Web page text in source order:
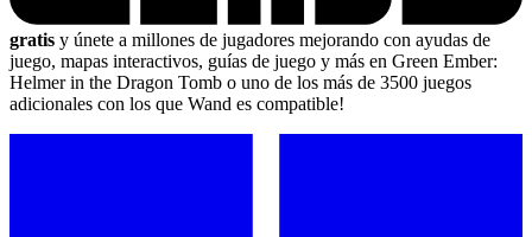
gratis y únete a millones de jugadores mejorando con ayudas de
juego, mapas interactivos, guías de juego y más en Green Ember:
Helmer in the Dragon Tomb o uno de los más de 3500 juegos
adicionales con los que Wand es compatible!